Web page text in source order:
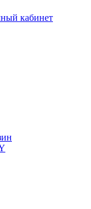
кабинет